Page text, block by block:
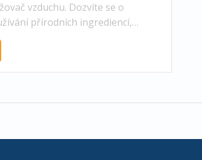
vzduchu. Dozvíte se o
přírodních ingrediencí,
k výběru éterických olejů a
metody výroby, které změní